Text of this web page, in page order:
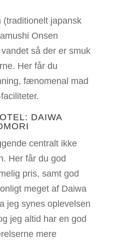
japansk
Onsen
så der er smuk
Her får du
fænomenal mad
DAIWA
centralt ikke
Her får du god
pris, samt god
meget af Daiwa
jeg synes oplevelsen
jeg altid har en god
mere